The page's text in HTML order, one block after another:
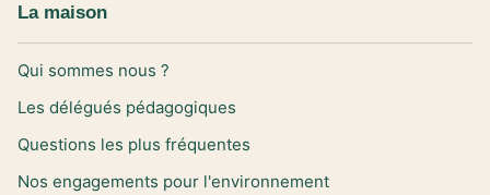
La maison
Qui sommes nous ?
Les délégués pédagogiques
Questions les plus fréquentes
Nos engagements pour l'environnement